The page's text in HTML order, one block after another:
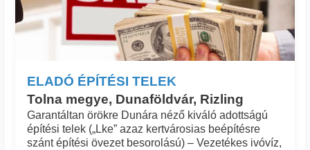
ELADÓ ÉPÍTÉSI TELEK
Tolna megye, Dunaföldvár, Rizling
Garantáltan örökre Dunára néző kiváló adottságú
építési telek („Lke” azaz kertvárosias beépítésre
szánt építési övezet besorolású) – Vezetékes ivóvíz,